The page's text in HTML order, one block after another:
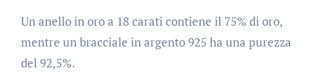
Un anello in oro a 18 carati contiene il 75% di oro,
mentre un bracciale in argento 925 ha una purezza
del 92,5%.